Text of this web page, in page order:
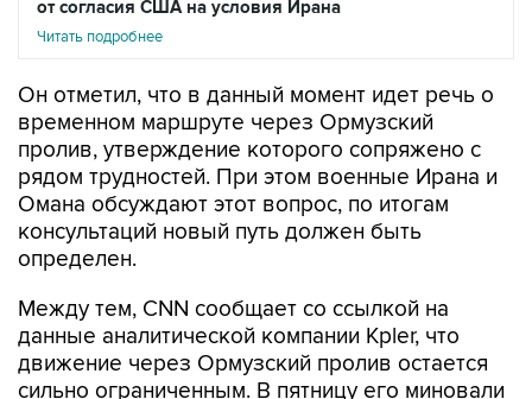
Он отметил, что в данный момент идет речь о
пролив, утверждение которого сопряжено с
рядом трудностей. При этом военные Ирана и
Омана обсуждают этот вопрос, по итогам
консультаций новый путь должен быть
определен.
Между тем, CNN сообщает со ссылкой на
движение через Ормузский пролив остается
сильно ограниченным. В пятницу его миновали
восемь судов. До начала конфликта в регионе